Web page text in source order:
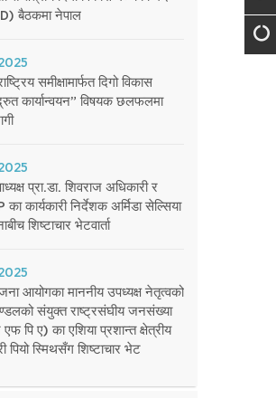
बैठकमा नेपाल
समीक्षामार्फत दिगो विकास
कार्यान्वयन” विषयक छलफलमा
प्रा.डा. शिवराज अधिकारी र
कार्यकारी निर्देशक अर्मिडा सेल्सिया
शिष्टाचार भेटवार्ता
आयोगका माननीय उपध्यक्ष नेतृत्वको
संयुक्त राष्ट्रसंघीय जनसंख्या
पि ए) का एशिया प्रशान्त क्षेत्रीय
पियो स्मिथसँग शिष्टाचार भेट